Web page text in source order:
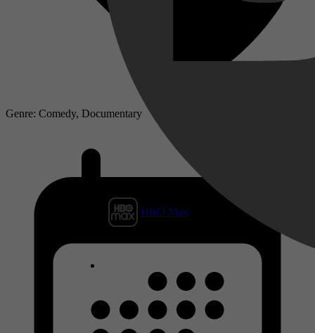
HBO Max
Genre: Comedy, Documentary